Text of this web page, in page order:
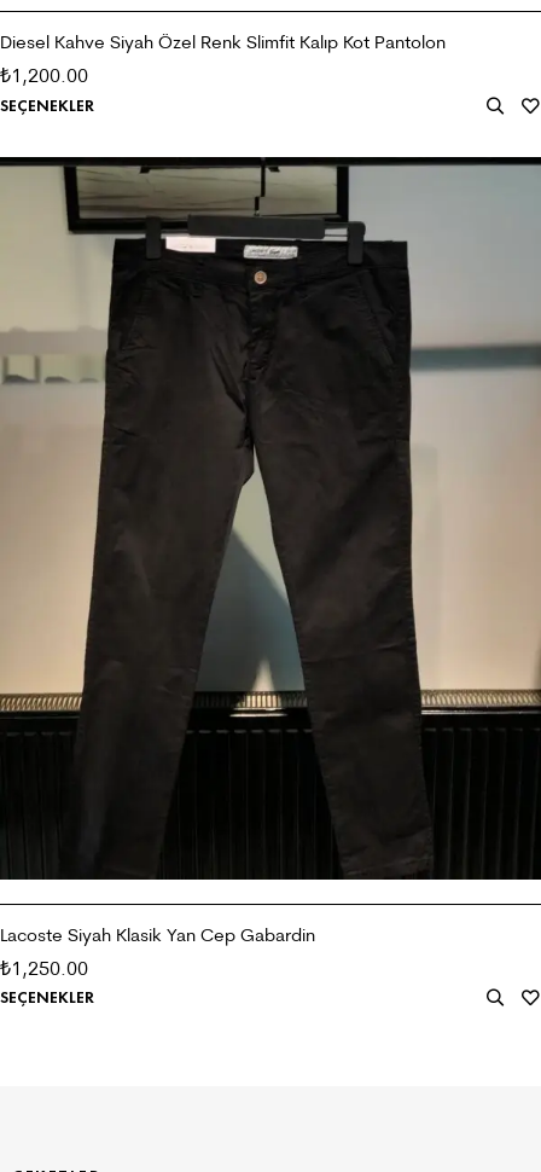
Diesel Kahve Siyah Özel Renk Slimfit Kalıp Kot Pantolon
₺1,200.00
SEÇENEKLER
Lacoste Siyah Klasik Yan Cep Gabardin
₺1,250.00
SEÇENEKLER